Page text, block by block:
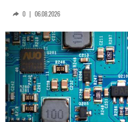
0 | 06.08.2026